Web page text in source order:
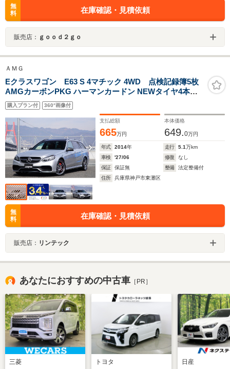
無
料
在庫確認・見積依頼
販売店： ｇｏｏｄ２ｇｏ
ＡＭＧ
Eクラスワゴン E63 S 4マチック 4WD 点検記録簿5枚
AMGカーボンPKG ハーマンカードン NEWタイヤ4本交
換済 サンルーフ AMGスポーツステアリング 全席シート
ヒーター 前席ベンチレーター(メモリ付き)
購入プラン付 360°画像付
支払総額
665万円
本体価格
649.0万円
年式 2014年 走行 5.1万km
車検
'27/06 修復
なし
保証
保証無 整備
法定整備付
住所
兵庫県神戸市東灘区
無
料
在庫確認・見積依頼
販売店： リンテック
あなたにおすすめの中古車 ［PR］
三菱 トヨタ 日産